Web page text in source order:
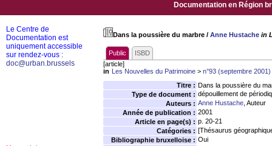
Documentation en Région
Dans la poussière du marbre / Anne Hustache in
Public
ISBD
[article]
in Les Nouvelles du Patrimoine > n°93 (septembre 2001)
Titre : Dans la poussière du
Type de document : dépouillement de
Auteurs : Anne Hustache , Auteur
Année de publication : 2001
Article en page(s) : p. 20-21
Catégories : [Thésaurus
Bibliographie bruxelloise : Oui
Le Centre de
Documentation est
uniquement accessible
sur rendez-vous :
doc@urban.brussels